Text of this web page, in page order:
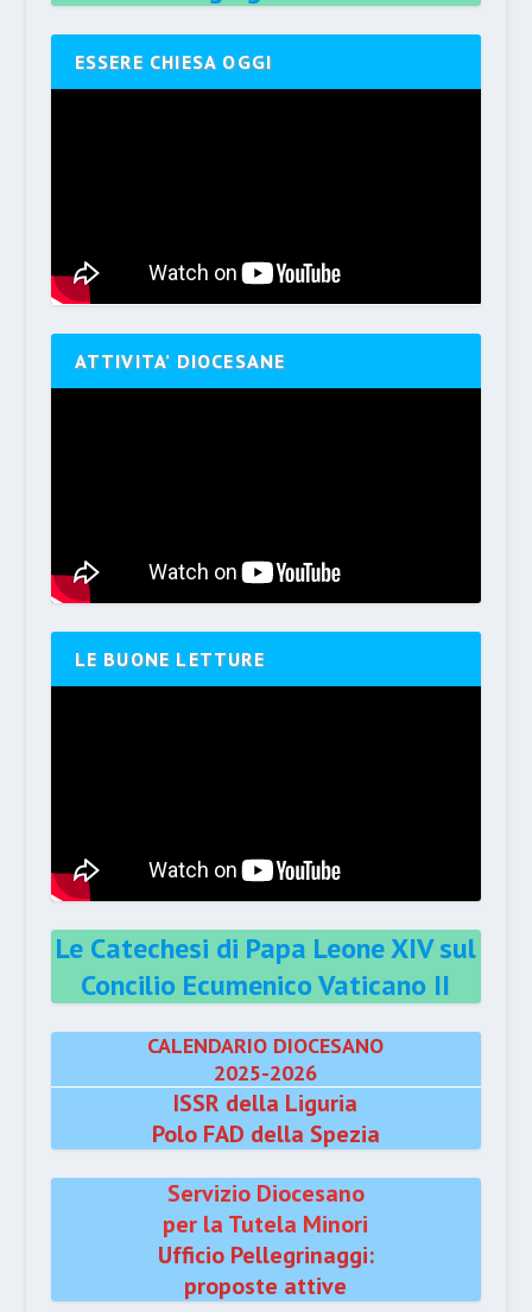
ESSERE CHIESA OGGI
ATTIVITA’ DIOCESANE
LE BUONE LETTURE
Le Catechesi di Papa Leone XIV sul
Concilio Ecumenico Vaticano II
CALENDARIO DIOCESANO
2025-2026
ISSR della Liguria
Polo FAD della Spezia
Servizio Diocesano
per la Tutela Minori
Ufficio Pellegrinaggi:
proposte attive